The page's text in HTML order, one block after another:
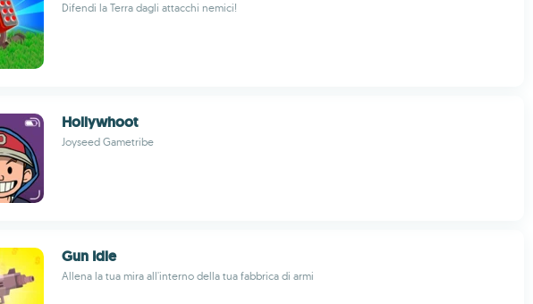
Difendi la Terra dagli attacchi nemici!
Hollywhoot
Joyseed Gametribe
Gun Idle
Allena la tua mira all'interno della tua fabbrica di armi